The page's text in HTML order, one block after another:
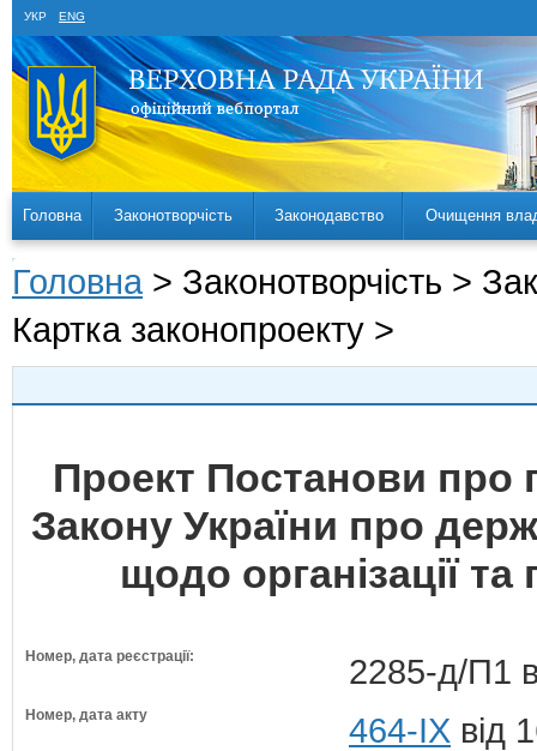
УКР ENG
Головна Законотворчість Законодавство Очищення
Головна > Законотворчість >
Картка законопроекту >
Проект Постанови про
Закону України про
щодо організації
Номер, дата реєстрації: 2285-д/П1
Номер, дата акту 464-IX від